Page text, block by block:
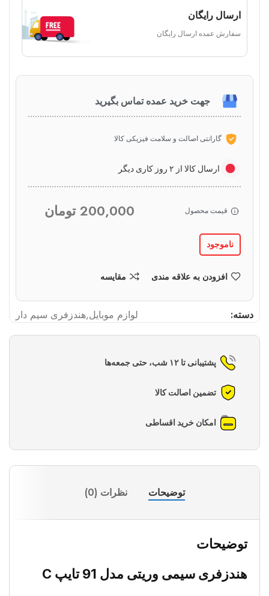
ارسال رایگان
سفارش عمده ارسال رایگان
جهت خرید عمده تماس بگیرید
گارانتی اصالت و سلامت فیزیکی کالا
ارسال کالا از ۲ روز کاری دیگر
قیمت محصول 200,000 تومان
ناموجود
افزودن به علاقه مندی مقایسه
دسته: لوازم موبایل,هندزفری سیم دار
پشتیبانی تا ۱۲ شب، حتی جمعه‌ها
تضمین اصالت کالا
امکان خرید اقساطی
توضیحات نظرات (0)
توضیحات
هندزفری سیمی وریتی مدل 91 تایپ C